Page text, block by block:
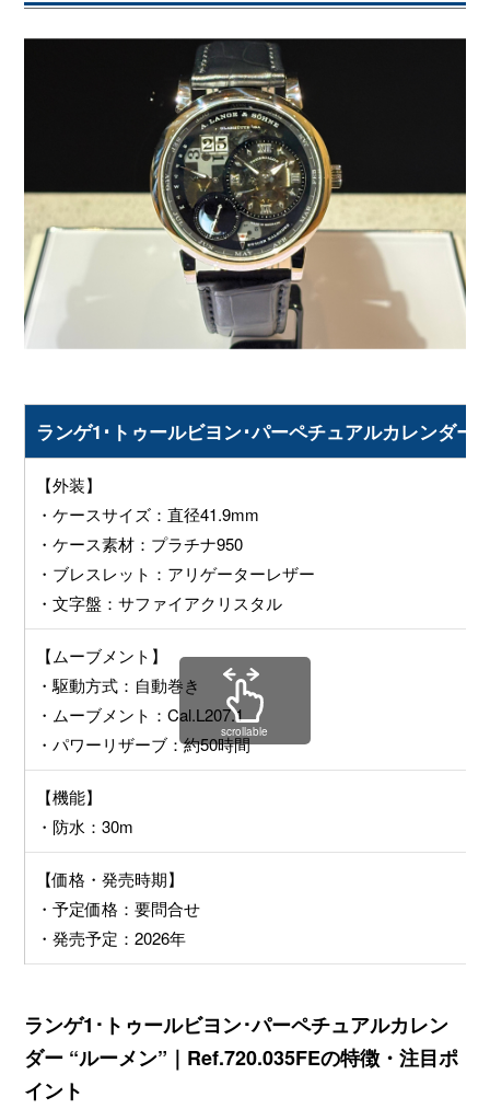
ランゲ1･トゥールビヨン･パーペチュアルカレンダー
【外装】
・ケースサイズ：直径41.9mm
・ケース素材：プラチナ950
・ブレスレット：アリゲーターレザー
・文字盤：サファイアクリスタル
【ムーブメント】
・駆動方式：自動巻き
・ムーブメント：Cal.L207.1
・パワーリザーブ：約50時間
【機能】
・防水：30m
【価格・発売時期】
・予定価格：要問合せ
・発売予定：2026年
scrollable
ランゲ1･トゥールビヨン･パーペチュアルカレン
ダー “ルーメン”｜Ref.720.035FEの特徴・注目ポ
イント